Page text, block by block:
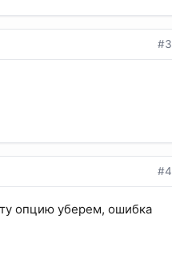
#3
#4
опцию уберем, ошибка